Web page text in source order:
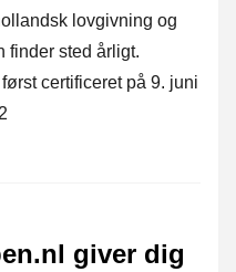
lovgivning og
finder sted årligt.
certificeret på 9. juni
giver dig